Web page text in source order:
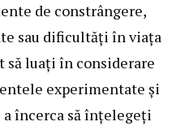
de constrângere,
sau dificultăți în viața
să luați în considerare
experimentate și
încerca să înțelegeți